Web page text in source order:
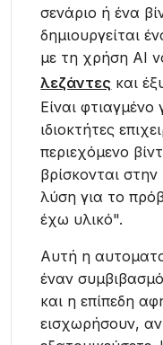
σενάριο ή ένα
δημιουργείται
με τη χρήση AI
λεζάντες και
Είναι
ιδιοκτήτες
περιεχόμενο
βρίσκονται
λύση για το
έχω υλικό".
Αυτή η
έναν
και η επίπεδη
εισχωρήσουν,